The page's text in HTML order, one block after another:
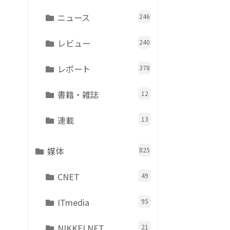
ニュース 246
レビュー 240
レポート 378
書籍・雑誌 12
連載 13
媒体 825
CNET 49
ITmedia 95
21